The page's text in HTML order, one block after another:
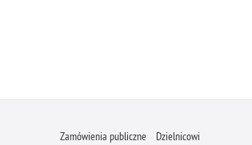
Zamówienia publiczne Dzielnicowi